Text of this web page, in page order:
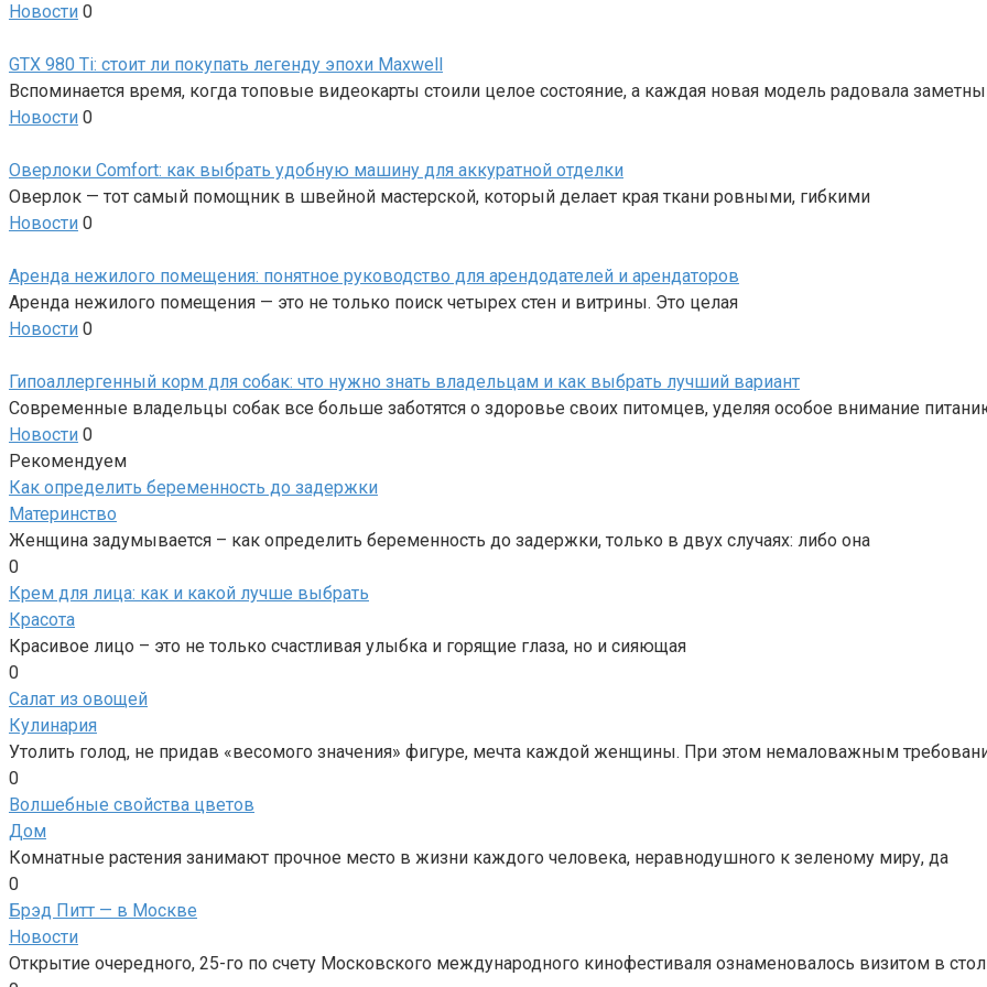
Новости 0
GTX 980 Ti: стоит ли покупать легенду эпохи Maxwell
Вспоминается время, когда топовые видеокарты стоили целое состояние, а каждая новая модель радовала
Новости 0
Оверлоки Comfort: как выбрать удобную машину для аккуратной отделки
Оверлок — тот самый помощник в швейной мастерской, который делает края ткани ровными, гибкими
Новости 0
Аренда нежилого помещения: понятное руководство для арендодателей и арендаторов
Аренда нежилого помещения — это не только поиск четырех стен и витрины. Это целая
Новости 0
Гипоаллергенный корм для собак: что нужно знать владельцам и как выбрать лучший вариант
Современные владельцы собак все больше заботятся о здоровье своих питомцев, уделяя особое внимание
Новости 0
Рекомендуем
Как определить беременность до задержки
Материнство
Женщина задумывается – как определить беременность до задержки, только в двух случаях: либо она
0
Крем для лица: как и какой лучше выбрать
Красота
Красивое лицо – это не только счастливая улыбка и горящие глаза, но и сияющая
0
Салат из овощей
Кулинария
Утолить голод, не придав «весомого значения» фигуре, мечта каждой женщины. При этом немаловажным
0
Волшебные свойства цветов
Дом
Комнатные растения занимают прочное место в жизни каждого человека, неравнодушного к зеленому миру, да
0
Брэд Питт — в Москве
Новости
Открытие очередного, 25-го по счету Московского международного кинофестиваля ознаменовалось визитом в